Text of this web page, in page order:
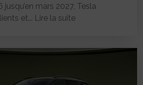
mars 2027, Tesla
et... Lire la suite